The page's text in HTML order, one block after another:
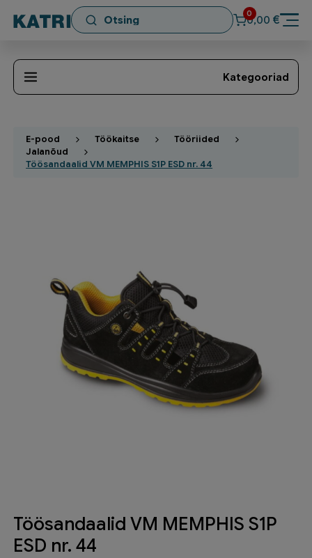
0
0,00 €
Kategooriad
E-pood Töökaitse
Tööriided
Jalanõud
Töösandaalid VM MEMPHIS S1P ESD nr. 44
Töösandaalid VM MEMPHIS S1P
ESD nr. 44